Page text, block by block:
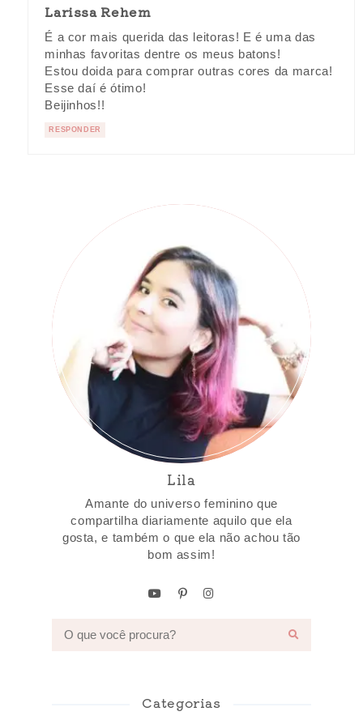
Larissa Rehem
É a cor mais querida das leitoras! E é uma das
minhas favoritas dentre os meus batons!
Estou doida para comprar outras cores da marca!
Esse daí é ótimo!
Beijinhos!!
RESPONDER
Lila
Amante do universo feminino que
compartilha diariamente aquilo que ela
gosta, e também o que ela não achou tão
bom assim!
Categorias